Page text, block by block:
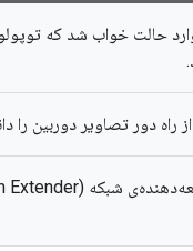
حالت خواب شد که
دور تصاویر دوربین را